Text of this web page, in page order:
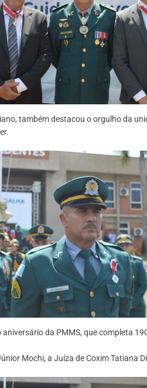
também destacou o orgulho da
da PMMS, que completa
Mochi, a Juíza de Coxim Tatiana